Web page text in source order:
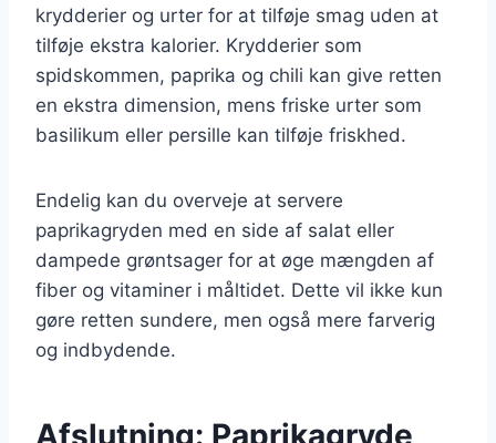
krydderier og urter for at tilføje smag uden at
tilføje ekstra kalorier. Krydderier som
spidskommen, paprika og chili kan give retten
en ekstra dimension, mens friske urter som
basilikum eller persille kan tilføje friskhed.
Endelig kan du overveje at servere
paprikagryden med en side af salat eller
dampede grøntsager for at øge mængden af
fiber og vitaminer i måltidet. Dette vil ikke kun
gøre retten sundere, men også mere farverig
og indbydende.
Afslutning: Paprikagryde